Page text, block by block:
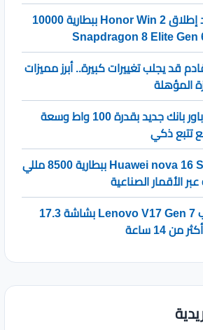
تسريب يكشف موعد إطلاق Honor Win 2 ببطارية 10000
قد يجلب تغييرات كبيرة.. أبرز مميزات
هواوي تكشف عن باور بانك جديد بقدرة 100 واط وسعة
الإعلان رسميًا عن Huawei nova 16 SE ببطارية 8500 مللي
الأقمار الصناعية
لينوفو تطلق حاسوب Lenovo V17 Gen 7 بشاشة 17.3
14 ساعة